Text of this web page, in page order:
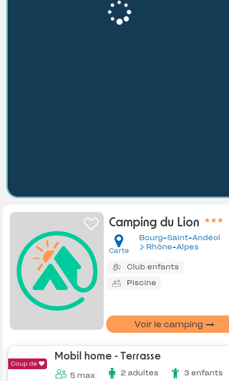
Camping du Lion
Carte
Bourg-Saint-Andéol
Rhône-Alpes
Club enfants
Piscine
Voir le camping
Coup de
Mobil home - Terrasse
5 max 2 adultes
3 enfants